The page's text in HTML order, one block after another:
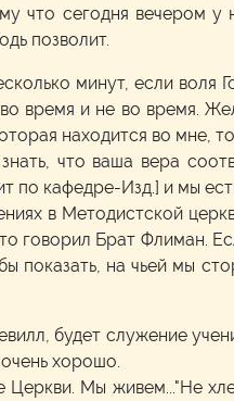
что сегодня вечером у
позволит.
минут, если воля
время и не во время.
находится во мне,
что ваша вера
по кафедре-Изд.] и мы
в Методистской
говорил Брат Флиман.
показать, на чьей мы
будет служение
хорошо.
Церкви. Мы живем..."Не